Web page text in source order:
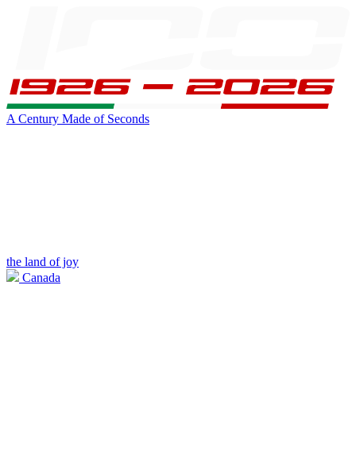
A Century Made of Seconds
the land of joy
Canada